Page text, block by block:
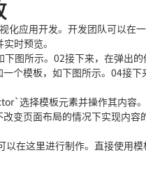
化应用开发。开发团队可以在
时预览。
图所示。02接下来，在弹出
一个模板，如下图所示。04接
选择模板元素并操作其内容
变页面布局的情况下实现内容
在这里进行制作。直接使用模